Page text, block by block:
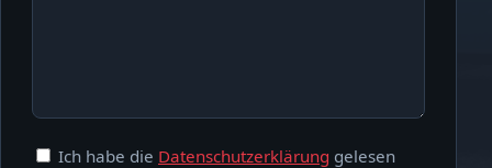
Ich habe die Datenschutzerklärung gelesen